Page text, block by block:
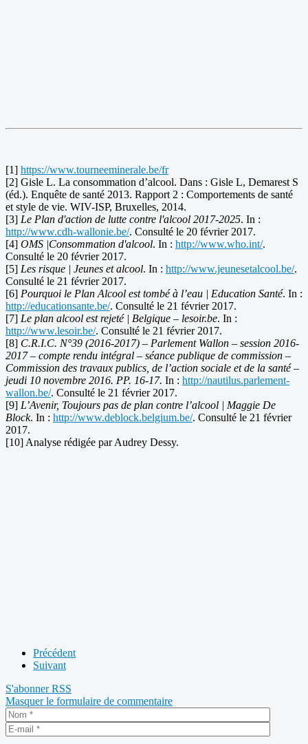
[1] https://www.tourneeminerale.be/fr
[2] Gisle L. La consommation d’alcool. Dans : Gisle L, Demarest S
(éd.). Enquête de santé 2013. Rapport 2 : Comportements de santé
et style de vie. WIV-ISP, Bruxelles, 2014.
[3] Le Plan d'action de lutte contre l'alcool 2017-2025. In :
http://www.cdh-wallonie.be/. Consulté le 20 février 2017.
[4] OMS |Consommation d'alcool. In : http://www.who.int/.
Consulté le 20 février 2017.
[5] Les risque | Jeunes et alcool. In : http://www.jeunesetalcool.be/.
Consulté le 21 février 2017.
[6] Pourquoi le Plan Alcool est tombé à l’eau | Education Santé. In :
http://educationsante.be/. Consulté le 21 février 2017.
[7] Le plan alcool est rejeté | Belgique – lesoir.be. In :
http://www.lesoir.be/. Consulté le 21 février 2017.
[8] C.R.I.C. N°39 (2016-2017) – Parlement Wallon – session 2016-
2017 – compte rendu intégral – séance publique de commission –
Commission des travaux publics, de l’action sociale et de la santé –
jeudi 10 novembre 2016. PP. 16-17. In : http://nautilus.parlement-
wallon.be/. Consulté le 21 février 2017.
[9] L’Avenir, Toujours pas de plan contre l’alcool | Maggie De
Block. In : http://www.deblock.belgium.be/. Consulté le 21 février
2017.
[10] Analyse rédigée par Audrey Dessy.
Précédent
Suivant
S'abonnerRSS
Masquer le formulaire de commentaire